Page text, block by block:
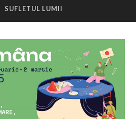
SUFLETUL LUMII